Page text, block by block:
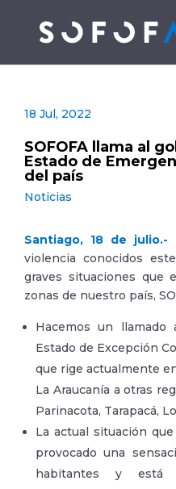
18 Jul, 2022
SOFOFA llama al
Estado de
del país
Noticias
Santiago, 18 de julio.-
violencia conocidos
graves situaciones que
zonas de nuestro país,
Hacemos un
Estado de Excepción
que rige actualmente
La Araucanía a otras
Parinacota, Tarapacá,
La actual situación
provocado una
habitantes y está